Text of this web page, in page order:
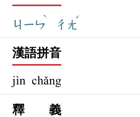
ㄐㄧㄣ
ˋ
ㄔㄤ
ˇ
漢語拼音
jìn chǎng
釋 義